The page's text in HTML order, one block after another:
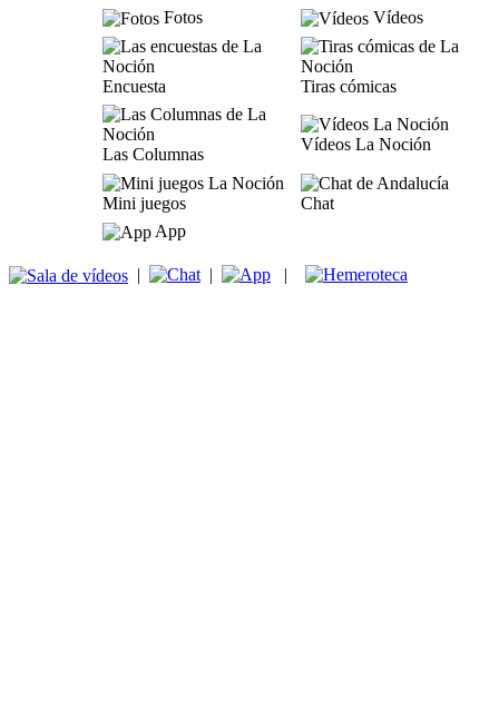
Fotos
Vídeos
Encuesta Tiras cómicas
Las Columnas
Vídeos La Noción
Mini juegos
Chat
App
| | |